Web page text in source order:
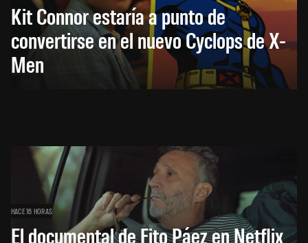
Kit Connor estaría a punto de
convertirse en el nuevo Cyclops de X-
Men
HACE 16 HORAS
El documental de Fito Páez en Netflix